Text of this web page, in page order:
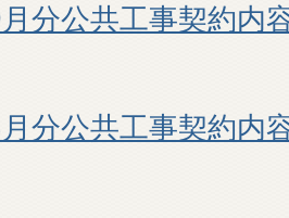
分公共工事契約内
分公共工事契約内